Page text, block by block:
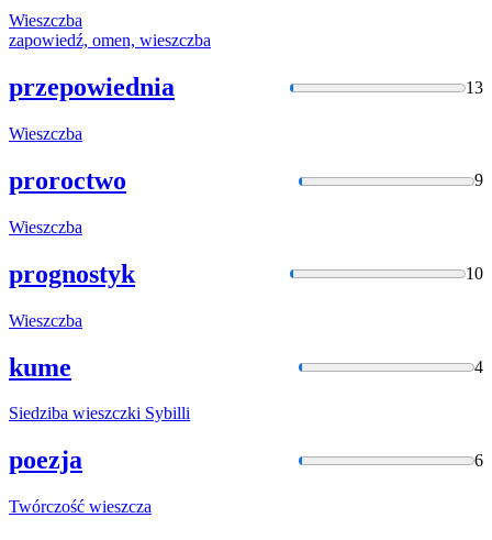
Wieszczba
zapowiedź, omen, wieszczba
przepowiednia 13
Wieszczba
proroctwo 9
Wieszczba
prognostyk 10
Wieszczba
kume 4
Siedziba wieszczki Sybilli
poezja 6
Twórczość wieszcza